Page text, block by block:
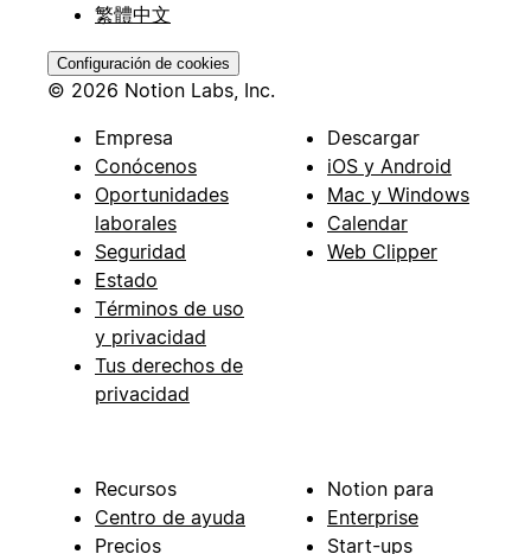
繁體中文
Configuración de cookies
© 2026 Notion Labs, Inc.
Empresa
Conócenos
Oportunidades
laborales
Seguridad
Estado
Términos de uso
y privacidad
Tus derechos de
privacidad
Descargar
iOS y Android
Mac y Windows
Calendar
Web Clipper
Recursos
Centro de ayuda
Precios
Notion para
Enterprise
Start-ups